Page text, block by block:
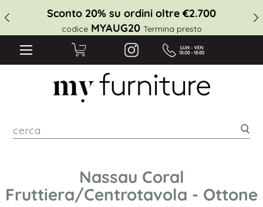
Sconto 20% su ordini oltre €2.700
codice MYAUG20 Termina presto
Nassau Coral
Fruttiera/Centrotavola - Ottone